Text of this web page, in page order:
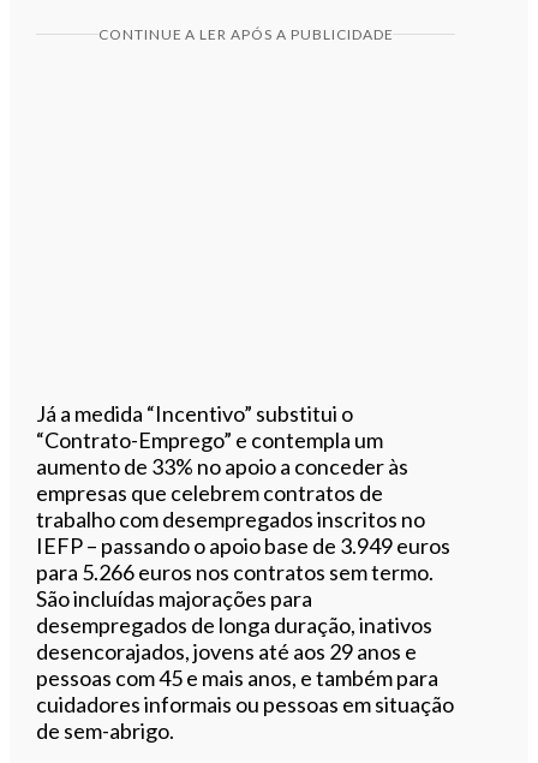
CONTINUE A LER APÓS A PUBLICIDADE
Já a medida “Incentivo” substitui o
“Contrato-Emprego” e contempla um
aumento de 33% no apoio a conceder às
empresas que celebrem contratos de
trabalho com desempregados inscritos no
IEFP – passando o apoio base de 3.949 euros
para 5.266 euros nos contratos sem termo.
São incluídas majorações para
desempregados de longa duração, inativos
desencorajados, jovens até aos 29 anos e
pessoas com 45 e mais anos, e também para
cuidadores informais ou pessoas em situação
de sem-abrigo.